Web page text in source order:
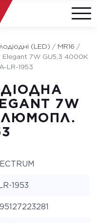
(LED) / MR16 /
Elegant 7W GU5,3 4000K
LR-1953
7W
1953